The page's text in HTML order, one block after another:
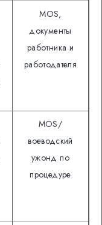
MOS,
документы
работника и
работодателя
MOS/
воеводский
ужонд по
процедуре